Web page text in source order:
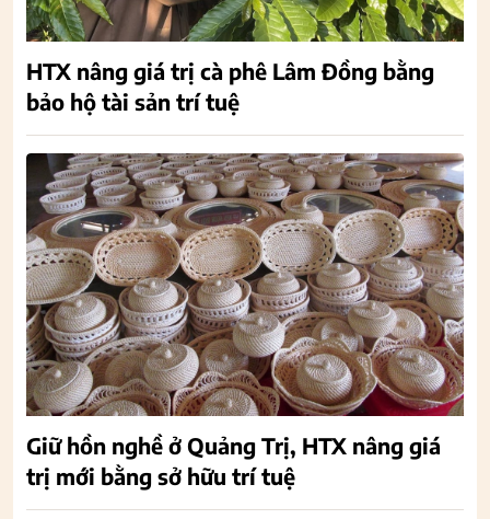
HTX nâng giá trị cà phê Lâm Đồng bằng
bảo hộ tài sản trí tuệ
Giữ hồn nghề ở Quảng Trị, HTX nâng giá
trị mới bằng sở hữu trí tuệ